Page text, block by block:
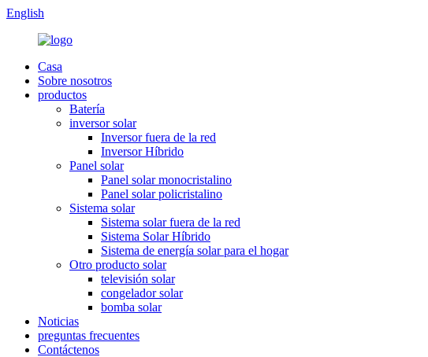
English
Casa
Sobre nosotros
productos
Batería
inversor solar
Inversor fuera de la red
Inversor Híbrido
Panel solar
Panel solar monocristalino
Panel solar policristalino
Sistema solar
Sistema solar fuera de la red
Sistema Solar Híbrido
Sistema de energía solar para el hogar
Otro producto solar
televisión solar
congelador solar
bomba solar
Noticias
preguntas frecuentes
Contáctenos